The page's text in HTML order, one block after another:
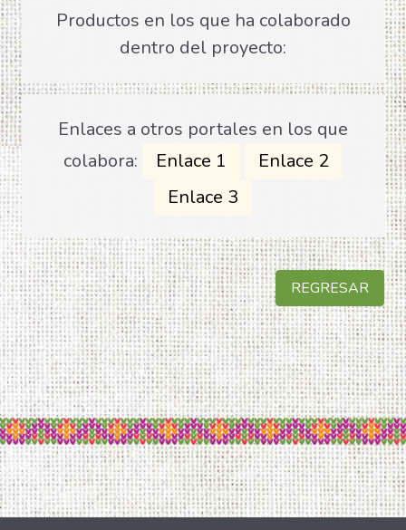
Productos en los que ha colaborado
dentro del proyecto:
Enlaces a otros portales en los que
colabora:
Enlace 1
Enlace 2
Enlace 3
REGRESAR